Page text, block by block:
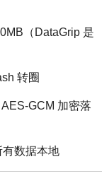
（DataGrip 是
转圈
GCM 加密落
有数据本地